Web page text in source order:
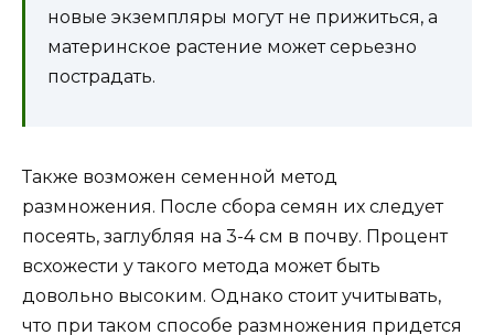
новые экземпляры могут не прижиться, а
материнское растение может серьезно
пострадать.
Также возможен семенной метод
размножения. После сбора семян их следует
посеять, заглубляя на 3-4 см в почву. Процент
всхожести у такого метода может быть
довольно высоким. Однако стоит учитывать,
что при таком способе размножения придется